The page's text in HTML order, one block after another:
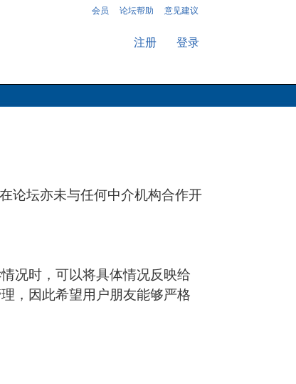
会员 论坛帮助 意见建议
注册 登录
论坛亦未与任何中介机构合作开
况时，可以将具体情况反映给
，因此希望用户朋友能够严格